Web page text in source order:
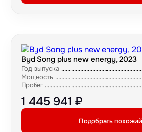
Byd Song plus new energy, 2023
Год выпуска
Мощность
Пробег
1 445 941 ₽
Подобрать похожий